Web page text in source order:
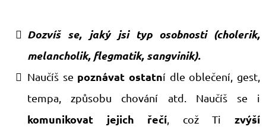
Dozvíš se, jaký jsi typ osobnosti (cholerik,
melancholik, flegmatik, sangvinik).
​Naučíš se poznávat ostatní dle oblečení, gest,
tempa, způsobu chování atd. Naučíš se i
komunikovat jejich řečí , což Tizvýší